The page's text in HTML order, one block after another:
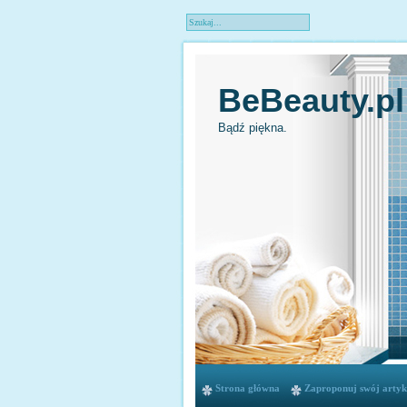
BeBeauty.pl
Bądź piękna.
Strona główna Zaproponuj swój